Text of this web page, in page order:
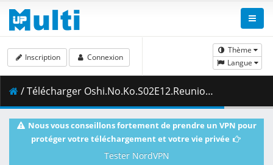
Thème
Langue
Inscription Connexion
/ Télécharger Oshi.No.Ko.S02E12.Reunion.1080p.HIDIVE.WEB-DL.JPN.AAC2.0.H.264.ESub-ToonsHub.mkv.001 ( 333.41 MB )
Nous vous conseillons fortement de prendre un VPN pour
protéger votre téléchargement et votre vie privée
Tester NordVPN